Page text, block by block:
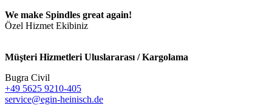
We make Spindles great again!
Özel Hizmet Ekibiniz
Müşteri Hizmetleri Uluslararası / Kargolama
Bugra Civil
+49 5625 9210-405
service@egin-heinisch.de